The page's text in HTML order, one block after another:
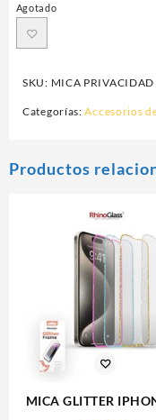
Agotado
SKU: MICA
Categorías:Accesorios
Productos
MICA GLITTER